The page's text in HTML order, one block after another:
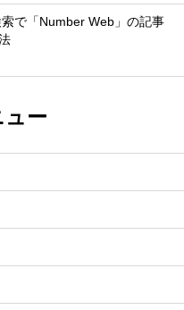
索で「Number Web」の記事
ー